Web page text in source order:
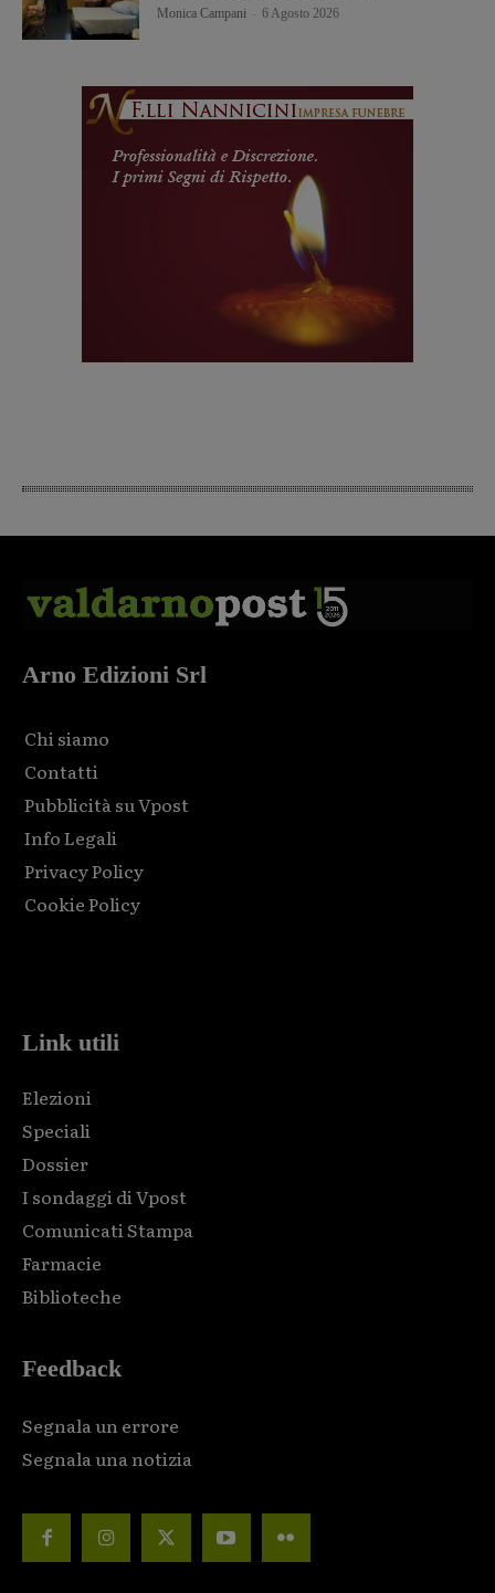
Monica Campani 6 Agosto 2026
Arno Edizioni Srl
Chi siamo
Contatti
Pubblicità su Vpost
Info Legali
Privacy Policy
Cookie Policy
Link utili
Elezioni
Speciali
Dossier
I sondaggi di Vpost
Comunicati Stampa
Farmacie
Biblioteche
Feedback
Segnala un errore
Segnala una notizia